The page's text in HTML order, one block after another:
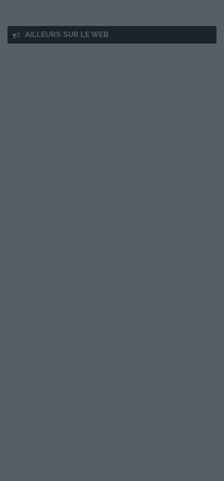
AILLEURS SUR LE WEB